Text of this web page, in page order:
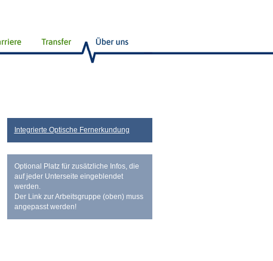
Integrierte Optische Fernerkundung
Optional Platz für zusätzliche Infos, die
auf jeder Unterseite eingeblendet
werden.
Der Link zur Arbeitsgruppe (oben) muss
angepasst werden!